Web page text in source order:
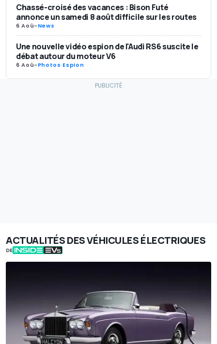
Chassé-croisé des vacances : Bison Futé
annonce un samedi 8 août difficile sur les routes
6 Aoû-News
Une nouvelle vidéo espion de l'Audi RS6 suscite le
débat autour du moteur V6
6 Aoû-Photos Espion
ACTUALITÉS DES VÉHICULES ÉLECTRIQUES
DE